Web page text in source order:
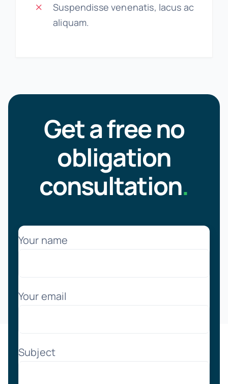
Suspendisse venenatis, lacus ac
aliquam.
Get a free no
obligation
consultation.
Your name
Your email
Subject